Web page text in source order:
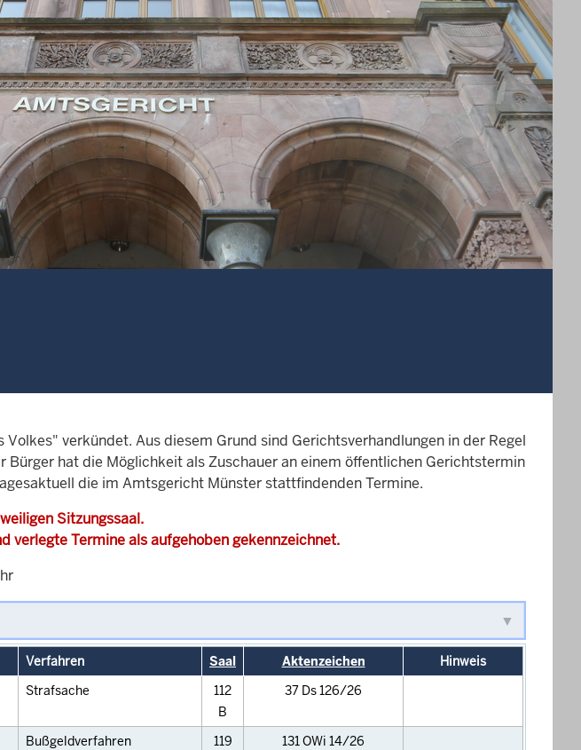
verkündet. Aus diesem Grund sind Gerichtsverhandlungen in der Regel
Bürger hat die Möglichkeit als Zuschauer an einem öffentlichen Gerichtstermin
die im Amtsgericht Münster stattfindenden Termine.
Sitzungssaal.
verlegte Termine als aufgehoben gekennzeichnet.
Verfahren Saal Aktenzeichen
Hinweis
Strafsache
112
B
37 Ds 126/26
Bußgeldverfahren
119
131 OWi 14/26